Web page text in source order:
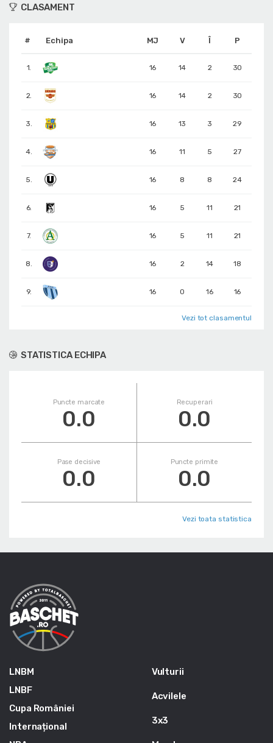
CLASAMENT
# Echipa MJ V Î P
1. 16 14 2 30
2. 16 14 2 30
3. 16 13 3 29
4. 16 11 5 27
5. 16 8 8 24
6. 16 5 11 21
7. 16 5 11 21
8. 16 2 14 18
9. 16 0 16 16
Vezi tot clasamentul
STATISTICA ECHIPA
Puncte marcate
0.0
Recuperari
0.0
Pase decisive
0.0
Puncte primite
0.0
Vezi toata statistica
LNBM
LNBF
Cupa României
Internațional
Vulturii
Acvilele
3x3